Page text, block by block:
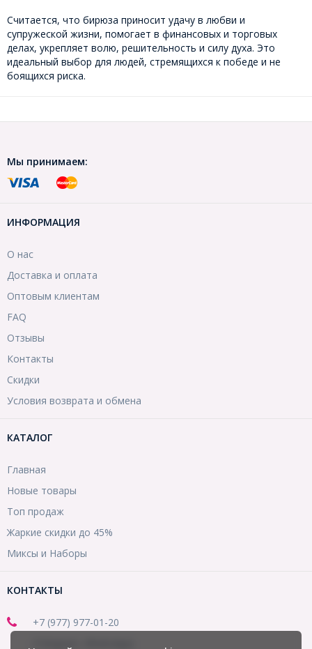
Считается, что бирюза приносит удачу в любви и
супружеской жизни, помогает в финансовых и торговых
делах, укрепляет волю, решительность и силу духа. Это
идеальный выбор для людей, стремящихся к победе и не
боящихся риска.
Мы принимаем:
ИНФОРМАЦИЯ
О нас
Доставка и оплата
Оптовым клиентам
FAQ
Отзывы
Контакты
Скидки
Условия возврата и обмена
КАТАЛОГ
Главная
Новые товары
Топ продаж
Жаркие скидки до 45%
Миксы и Наборы
КОНТАКТЫ
+7 (977) 977-01-20